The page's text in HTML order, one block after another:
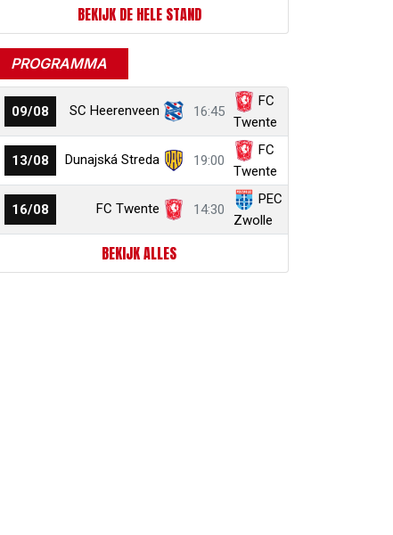
BEKIJK DE HELE STAND
PROGRAMMA
09/08 SC Heerenveen 16:45
FC
Twente
13/08 Dunajská Streda 19:00
FC
Twente
16/08 FC Twente 14:30
PEC
Zwolle
BEKIJK ALLES